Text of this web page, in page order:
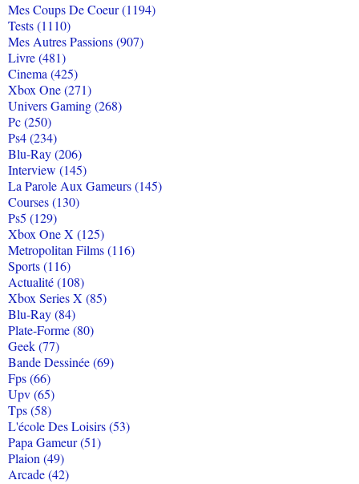
Mes Coups De Coeur (1194)
Tests (1110)
Mes Autres Passions (907)
Livre (481)
Cinema (425)
Xbox One (271)
Univers Gaming (268)
Pc (250)
Ps4 (234)
Blu-Ray (206)
Interview (145)
La Parole Aux Gameurs (145)
Courses (130)
Ps5 (129)
Xbox One X (125)
Metropolitan Films (116)
Sports (116)
Actualité (108)
Xbox Series X (85)
Blu-Ray (84)
Plate-Forme (80)
Geek (77)
Bande Dessinée (69)
Fps (66)
Upv (65)
Tps (58)
L'école Des Loisirs (53)
Papa Gameur (51)
Plaion (49)
Arcade (42)